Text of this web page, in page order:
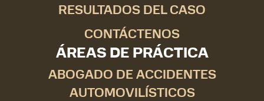
RESULTADOS DEL CASO
CONTÁCTENOS
ÁREAS DE PRÁCTICA
ABOGADO DE ACCIDENTES
AUTOMOVILÍSTICOS